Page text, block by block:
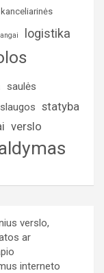
kanceliarinės
logistika
saulės
statyba
verslo
verslo,
ar
interneto